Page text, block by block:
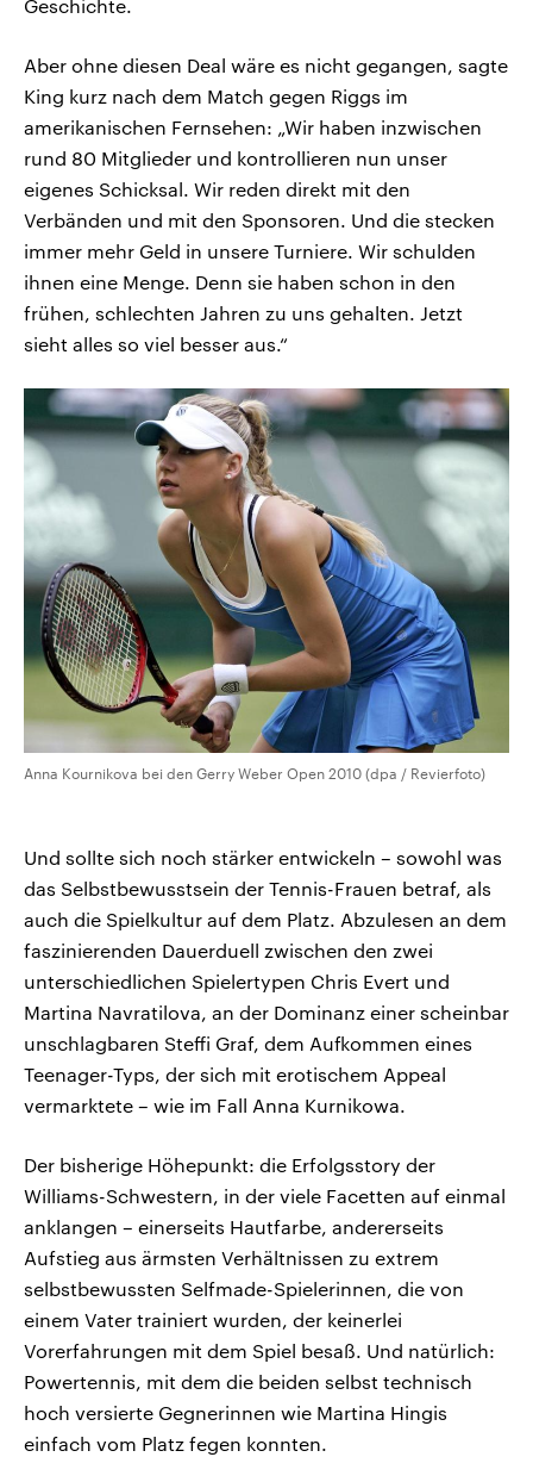
Geschichte.
Aber ohne diesen Deal wäre es nicht gegangen, sagte
King kurz nach dem Match gegen Riggs im
amerikanischen Fernsehen: „Wir haben inzwischen
rund 80 Mitglieder und kontrollieren nun unser
eigenes Schicksal. Wir reden direkt mit den
Verbänden und mit den Sponsoren. Und die stecken
immer mehr Geld in unsere Turniere. Wir schulden
ihnen eine Menge. Denn sie haben schon in den
frühen, schlechten Jahren zu uns gehalten. Jetzt
sieht alles so viel besser aus.“
Anna Kournikova bei den Gerry Weber Open 2010 (dpa / Revierfoto)
Und sollte sich noch stärker entwickeln – sowohl was
das Selbstbewusstsein der Tennis-Frauen betraf, als
auch die Spielkultur auf dem Platz. Abzulesen an dem
faszinierenden Dauerduell zwischen den zwei
unterschiedlichen Spielertypen Chris Evert und
Martina Navratilova, an der Dominanz einer scheinbar
unschlagbaren Steffi Graf, dem Aufkommen eines
Teenager-Typs, der sich mit erotischem Appeal
vermarktete – wie im Fall Anna Kurnikowa.
Der bisherige Höhepunkt: die Erfolgsstory der
Williams-Schwestern, in der viele Facetten auf einmal
anklangen – einerseits Hautfarbe, andererseits
Aufstieg aus ärmsten Verhältnissen zu extrem
selbstbewussten Selfmade-Spielerinnen, die von
einem Vater trainiert wurden, der keinerlei
Vorerfahrungen mit dem Spiel besaß. Und natürlich:
Powertennis, mit dem die beiden selbst technisch
hoch versierte Gegnerinnen wie Martina Hingis
einfach vom Platz fegen konnten.